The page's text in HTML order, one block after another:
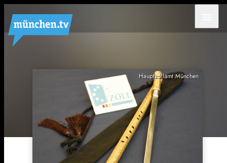
Hauptzollamt München